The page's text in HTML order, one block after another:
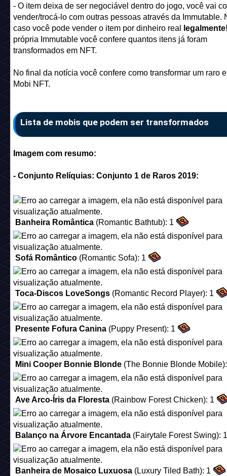
- O item deixa de ser negociável dentro do jogo, você vai
vender/trocá-lo com outras pessoas através da Immutable.
caso você pode vender o item por dinheiro real
legalmente
própria Immutable você confere quantos itens já foram
transformados em NFT.
No final da notícia você confere como transformar um raro
Mobi NFT.
Lista de mobis que podem ser transformados
Imagem com resumo:
- Conjunto Relíquias: Conjunto 1 de Raros 2019:
Banheira Romântica(Romantic Bathtub): 1
Sofá Romântico(Romantic Sofa):
Toca-Discos LoveSongs(Romantic Record Player):
Presente Fofura Canina(Puppy Present): 1
Mini Cooper Bonnie Blonde (The Bonnie Blonde Mobile):
Ave Arco-Íris da Floresta
(Rainbow Forest Chicken):
Balanço na Árvore Encantada
Banheira de Mosaico Luxuosa(Luxury Tiled Bath): 1
Leito do Senado (Senator's Bed): 1
Biga Grega Antiga(Ancient Greek Chariot):
Item bônus que será liberado 1 semana depois para quem
conjunto de itens completo:
- Emblema
- Conjunto Relíquias: Almofadas 1:
Almofada de Couro Preto(Black Giant Pillow): 1